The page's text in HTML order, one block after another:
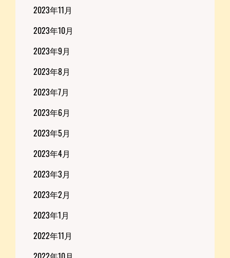
2023年11月
2023年10月
2023年9月
2023年8月
2023年7月
2023年6月
2023年5月
2023年4月
2023年3月
2023年2月
2023年1月
2022年11月